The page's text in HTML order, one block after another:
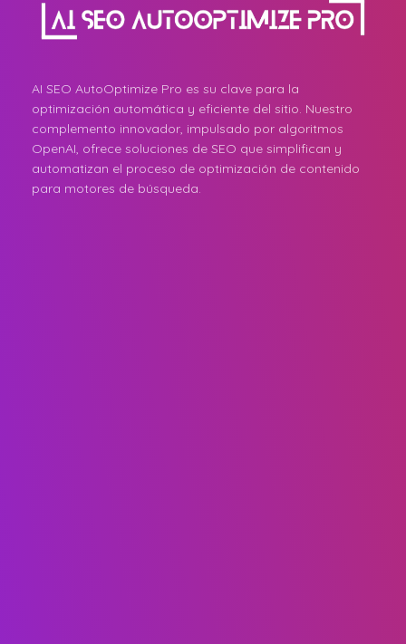
AI SEO AutoOptimize Pro es su clave para la
optimización automática y eficiente del sitio. Nuestro
complemento innovador, impulsado por algoritmos
OpenAI, ofrece soluciones de SEO que simplifican y
automatizan el proceso de optimización de contenido
para motores de búsqueda.